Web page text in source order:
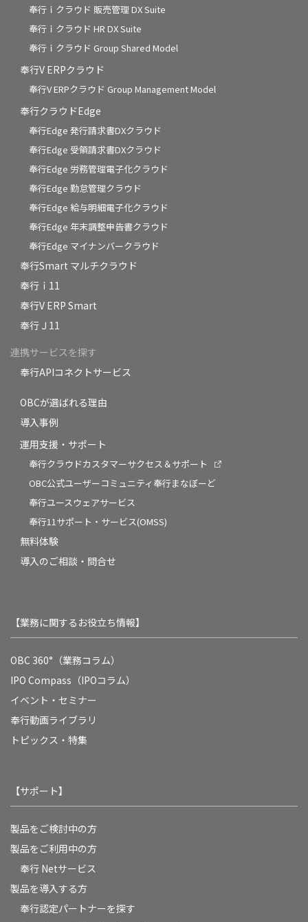
奉行ｉクラウド 販売管理 DX Suite
奉行ｉクラウド HR DX Suite
奉行ｉクラウド Group Shared Model
奉行V ERPクラウド
奉行V ERPクラウド Group Management Model
奉行クラウドEdge
奉行Edge 発行請求書DXクラウド
奉行Edge 受領請求書DXクラウド
奉行Edge 労務管理電子化クラウド
奉行Edge 勤怠管理クラウド
奉行Edge 給与明細電子化クラウド
奉行Edge 年末調整申告書クラウド
奉行Edge マイナンバークラウド
奉行Smart マルチクラウド
奉行ｉ11
奉行V ERP Smart
奉行Ｊ11
連携サービスを探す
奉行APIコネクトサービス
OBCが選ばれる理由
導入事例
運用支援・サポート
奉行クラウドカスタマーサクセス＆サポート
OBC公式ユーザーコミュニティ奉行まなぼーど
奉行ユースウェアサービス
奉行11サポート・サービス(OMSS)
無料体験
導入のご相談・問合せ
【業務に関するお役立ち情報】
OBC 360°（業務コラム）
IPO Compass（IPOコラム）
イベント・セミナー
奉行動画ライブラリ
トピックス・特集
【サポート】
製品をご検討中の方
製品をご利用中の方
奉行 Netサービス
製品を導入する方
奉行認定パートナーを探す